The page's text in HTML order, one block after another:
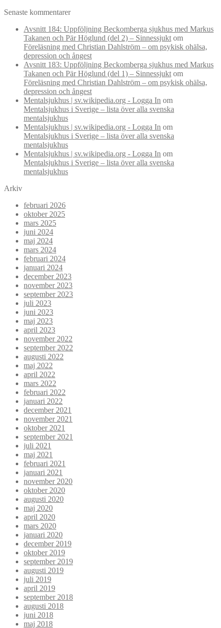
Senaste kommentarer
Avsnitt 184: Uppföljning Beckomberga sjukhus med Markus
Takanen och Pär Höglund (del 2) – Sinnessjukt om
Föreläsning med Christian Dahlström – om psykisk ohälsa,
depression och ångest
Avsnitt 183: Uppföljning Beckomberga sjukhus med Markus
Takanen och Pär Höglund (del 1) – Sinnessjukt om
Föreläsning med Christian Dahlström – om psykisk ohälsa,
depression och ångest
Mentalsjukhus | sv.wikipedia.org - Logga In om
Mentalsjukhus i Sverige – lista över alla svenska
mentalsjukhus
Mentalsjukhus | sv.wikipedia.org - Logga In om
Mentalsjukhus i Sverige – lista över alla svenska
mentalsjukhus
Mentalsjukhus | sv.wikipedia.org - Logga In om
Mentalsjukhus i Sverige – lista över alla svenska
mentalsjukhus
Arkiv
februari 2026
oktober 2025
mars 2025
juni 2024
maj 2024
mars 2024
februari 2024
januari 2024
december 2023
november 2023
september 2023
juli 2023
juni 2023
maj 2023
april 2023
november 2022
september 2022
augusti 2022
maj 2022
april 2022
mars 2022
februari 2022
januari 2022
december 2021
november 2021
oktober 2021
september 2021
juli 2021
maj 2021
februari 2021
januari 2021
november 2020
oktober 2020
augusti 2020
maj 2020
april 2020
mars 2020
januari 2020
december 2019
oktober 2019
september 2019
augusti 2019
juli 2019
april 2019
september 2018
augusti 2018
juni 2018
maj 2018